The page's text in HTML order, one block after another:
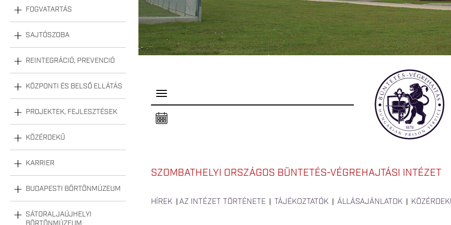
FOGVATARTÁS
SAJTÓSZOBA
REINTEGRÁCIÓ, PREVENCIÓ
KÖZPONTI ÉS BELSŐ ELLÁTÁS
PROJEKTEK, FEJLESZTÉSEK
KÖZÉRDEKŰ
KARRIER
BUDAPESTI BÖRTÖNMÚZEUM
SÁTORALJAÚJHELYI
P
e
l
s
a
SZOMBATHELYI ORSZÁGOS BÜNTETÉS-VÉGREHAJTÁSI INTÉZET
HÍREK AZ INTÉZET TÖRTÉNETE TÁJÉKOZTATÓK ÁLLÁSAJÁNLATOK